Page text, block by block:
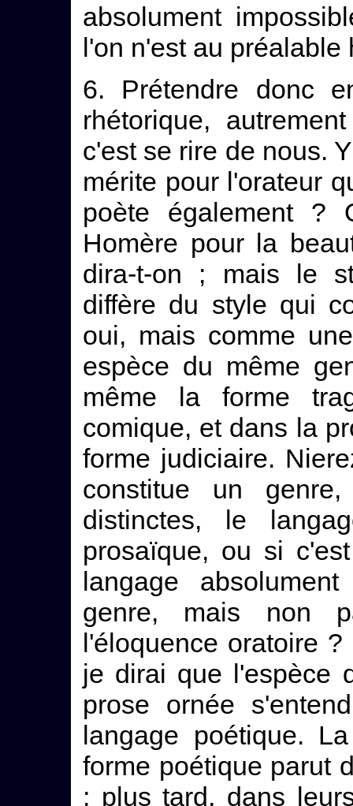
absolument
l'on n'est au préalable
6. Prétendre donc
rhétorique,
c'est se rire de nous.
mérite pour l'orateur
poète également ?
Homère pour la
dira-t-on ; mais le
diffère du style qui
oui, mais comme
espèce du même
même la forme
comique, et dans la
forme judiciaire.
constitue un
distinctes, le
prosaïque, ou si
langage
genre, mais non
l'éloquence oratoire
je dirai que l'espèce
prose ornée
langage poétique.
forme poétique parut
; plus tard, dans